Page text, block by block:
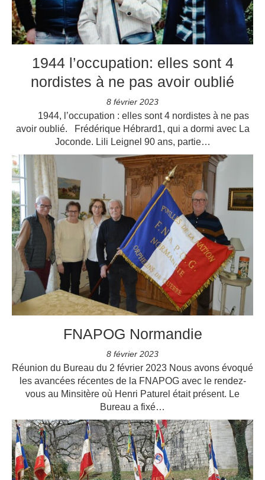
1944 l’occupation: elles sont 4
nordistes à ne pas avoir oublié
8 février 2023
1944, l’occupation : elles sont 4 nordistes à ne pas
avoir oublié. Frédérique Hébrard1, qui a dormi avec La
Joconde. Lili Leignel 90 ans, partie…
FNAPOG Normandie
8 février 2023
Réunion du Bureau du 2 février 2023 Nous avons évoqué
les avancées récentes de la FNAPOG avec le rendez-
vous au Minsitère où Henri Paturel était présent. Le
Bureau a fixé…